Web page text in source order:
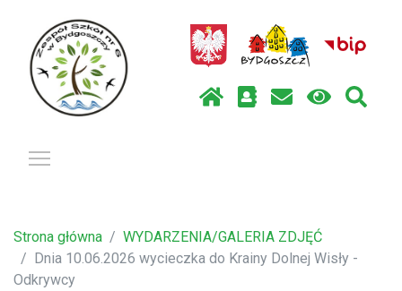
Strona główna
WYDARZENIA/GALERIA ZDJĘĆ
Dnia 10.06.2026 wycieczka do Krainy Dolnej Wisły -
Odkrywcy